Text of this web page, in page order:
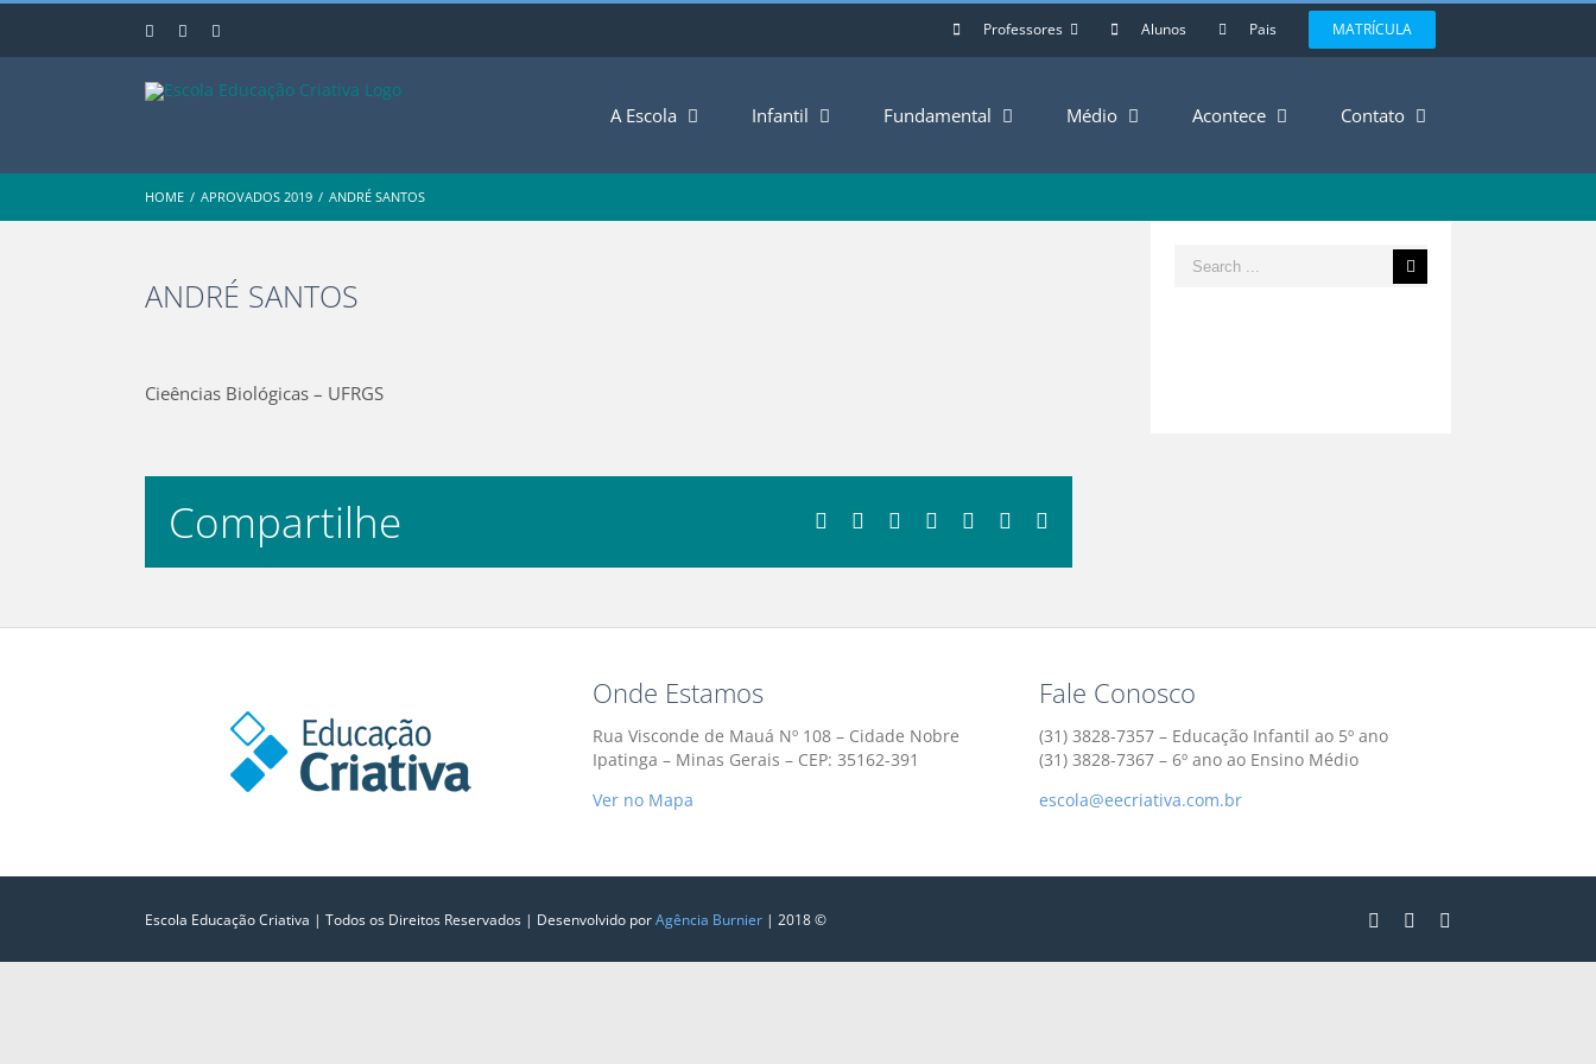
Skip
content
InstagramFacebook Professores Alunos Pais MATRÍCULA
A Escola Infantil Fundamental Médio Acontece Contato
HOME / APROVADOS 2019 / ANDRÉ SANTOS
ANDRÉ SANTOS
Image
Cieências Biológicas – UFRGS
Compartilhe Facebook
TwitterLinkedInWhatsapp
TumblrPinterest
Search
for:
Onde Estamos
Rua Visconde de Mauá Nº 108 – Cidade Nobre
Ipatinga – Minas Gerais – CEP: 35162-391
Ver no Mapa
Fale Conosco
(31) 3828-7357 – Educação Infantil ao 5º ano
(31) 3828-7367 – 6º ano ao Ensino Médio
escola@eecriativa.com.br
Escola Educação Criativa | Todos os Direitos Reservados | Desenvolvido porAgência Burnier | 2018 ©‎ InstagramFacebook